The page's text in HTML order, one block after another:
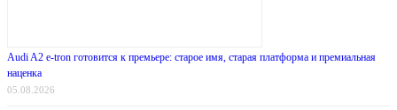
Audi A2 e-tron готовится к премьере: старое имя, старая платформа и премиальная
наценка
05.08.2026